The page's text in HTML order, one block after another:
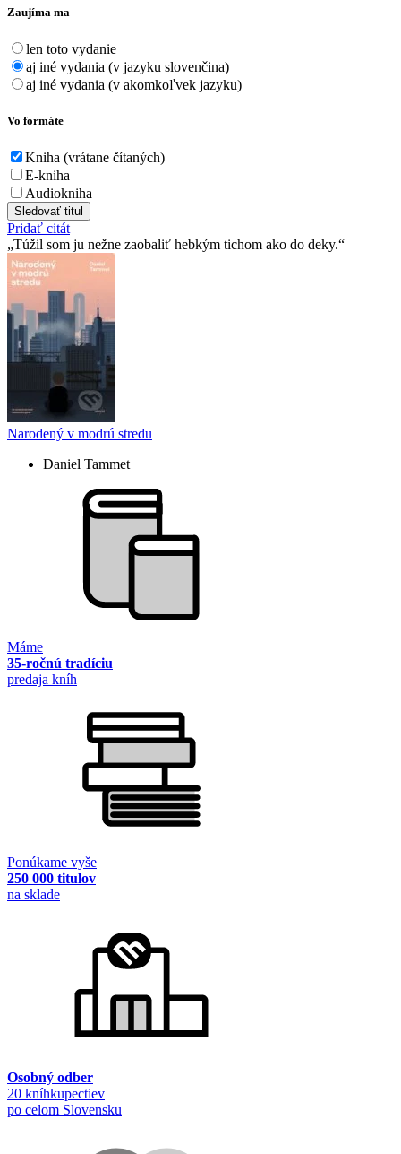
Zaujíma ma
len toto vydanie
aj iné vydania (v jazyku slovenčina)
aj iné vydania (v akomkoľvek jazyku)
Vo formáte
Kniha (vrátane čítaných)
E-kniha
Audiokniha
Sledovať titul
Pridať citát
Túžil som ju nežne zaobaliť hebkým tichom ako do deky.
Narodený v modrú stredu
Daniel Tammet
Máme
35-ročnú tradíciu
predaja kníh
Ponúkame vyše
250 000 titulov
na sklade
Osobný odber
20 kníhkupectiev
po celom Slovensku